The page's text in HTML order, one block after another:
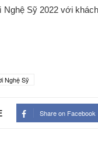
Sỹ 2022 với
Nghệ Sỹ
Share on Facebook